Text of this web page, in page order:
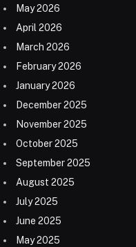
May 2026
April 2026
March 2026
February 2026
January 2026
December 2025
November 2025
October 2025
September 2025
August 2025
July 2025
June 2025
May 2025